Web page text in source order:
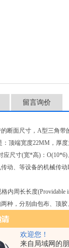
欢迎您！
来自局域网的
留言询价
断面尺寸，A型三角
：顶端宽度22MM，厚
尺寸(宽*高)：O(10*6)
动、等设备的机械传
内周长长度(Providable
种，分别由包布、顶
用于转速较高的场合。
SPB1260 SPB1320
SPB2020 SPB2030